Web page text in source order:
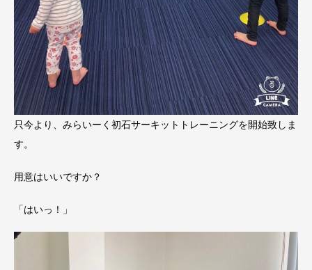
只今より、みらいーく初石サーキットトレーニングを開始致しま
す。
用意はいいですか？
「はいっ！」